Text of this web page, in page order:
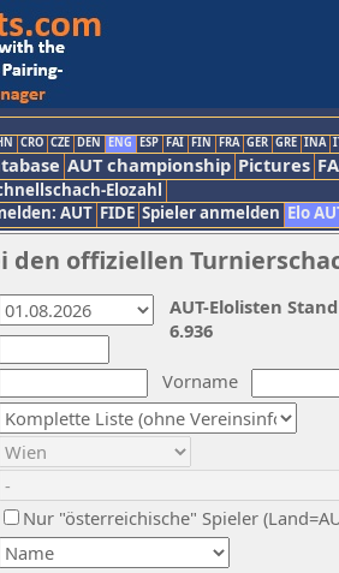
CRO CZE DEN ENG ESP FAI FIN FRA GER GRE INA
AUT championship Pictures
Elozahl
AUT FIDE Spieler anmelden Elo
offiziellen
Vorname
Nur "österreichische" Spieler
AUT-Elolisten
6.936